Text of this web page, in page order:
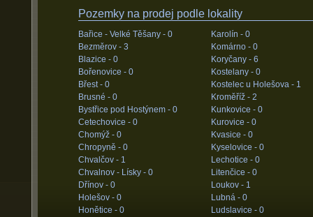
Pozemky na prodej podle lokality
Bařice - Velké Těšany - 0
Bezměrov - 3
Blazice - 0
Bořenovice - 0
Břest - 0
Brusné - 0
Bystřice pod Hostýnem - 0
Cetechovice - 0
Chomýž - 0
Chropyně - 0
Chvalčov - 1
Chvalnov - Lísky - 0
Dřínov - 0
Holešov - 0
Honětice - 0
Karolín - 0
Komárno - 0
Koryčany - 6
Kostelany - 0
Kostelec u Holešova - 1
Kroměříž - 2
Kunkovice - 0
Kurovice - 0
Kvasice - 0
Kyselovice - 0
Lechotice - 0
Litenčice - 0
Loukov - 1
Lubná - 0
Ludslavice - 0